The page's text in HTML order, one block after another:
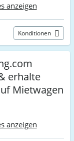
anzeigen
Konditionen
erhalte
Mietwagen
anzeigen